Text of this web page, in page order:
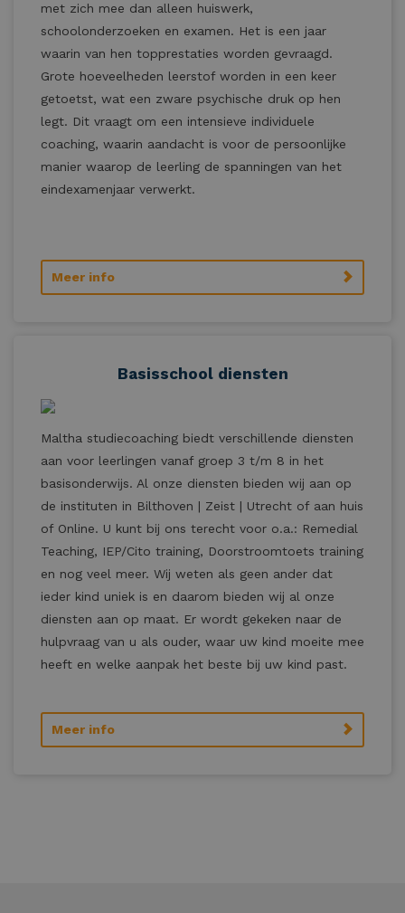
met zich mee dan alleen huiswerk,
schoolonderzoeken en examen. Het is een jaar
waarin van hen topprestaties worden gevraagd.
Grote hoeveelheden leerstof worden in een keer
getoetst, wat een zware psychische druk op hen
legt. Dit vraagt om een intensieve individuele
coaching, waarin aandacht is voor de persoonlijke
manier waarop de leerling de spanningen van het
eindexamenjaar verwerkt.
Meer info
Basisschool diensten
Maltha studiecoaching biedt verschillende diensten
aan voor leerlingen vanaf groep 3 t/m 8 in het
basisonderwijs. Al onze diensten bieden wij aan op
de instituten in Bilthoven | Zeist | Utrecht of aan huis
of Online. U kunt bij ons terecht voor o.a.: Remedial
Teaching, IEP/Cito training, Doorstroomtoets training
en nog veel meer. Wij weten als geen ander dat
ieder kind uniek is en daarom bieden wij al onze
diensten aan op maat. Er wordt gekeken naar de
hulpvraag van u als ouder, waar uw kind moeite mee
heeft en welke aanpak het beste bij uw kind past.
Meer info